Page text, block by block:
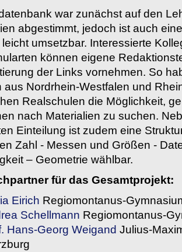
war zunächst auf den
abgestimmt, jedoch ist auch
umsetzbar. Interessierte
können eigene
der Links vornehmen. So
aus Nordrhein-Westfalen und
Realschulen die Möglichkeit,
nach Materialien zu suchen.
Einteilung ist zudem eine
Zahl - Messen und Größen -
– Geometrie wählbar.
für das Gesamtprojekt:
Eirich Regiomontanus-
Schellmann Regiomontanus-
Hans-Georg Weigand Julius-